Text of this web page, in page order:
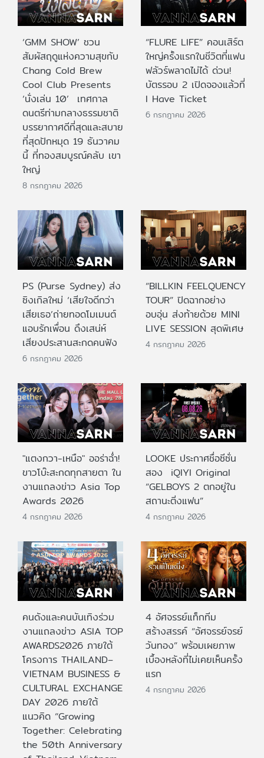
‘GMM SHOW’ ชวน
สัมผัสฤดูแห่งความสุขกับ
Chang Cold Brew
Cool Club Presents
‘นั่งเล่น 10’ เทศกาล
ดนตรีท่ามกลางธรรมชาติ
บรรยากาศดีที่สุดและสบาย
ที่สุดปักหมุด 19 ธันวาคม
นี้ ที่ทองสมบูรณ์คลับ เขา
ใหญ่
8 กรกฎาคม 2026
“FLURE LIFE” คอนเสิร์ต
ใหญ่ครั้งแรกในชีวิตที่แฟน
ฟลัวร์พลาดไม่ได้ ด่วน!
บัตรรอบ 2 เปิดจองแล้วที่
I Have Ticket
6 กรกฎาคม 2026
PS (Purse Sydney) ส่ง
ซิงเกิลใหม่ ‘เสียใจดีกว่า
เสียเธอ’ถ่ายทอดโมเมนต์
แอบรักเพื่อน ดึงเสน่ห์
เสียงประสานสะกดคนฟัง
6 กรกฎาคม 2026
“BILLKIN FEELQUENCY
TOUR” ปิดฉากอย่าง
อบอุ่น ส่งท้ายด้วย MINI
LIVE SESSION สุดพิเศษ
4 กรกฎาคม 2026
"แตงกวา-เหนือ" ออร่าฉ่ำ!
ขาวโบ๊ะสะกดทุกสายตา ใน
งานแถลงข่าว Asia Top
Awards 2026
4 กรกฎาคม 2026
LOOKE ประกาศชื่อซีซั่น
สอง iQIYI Original
“GELBOYS 2 ตกอยู่ใน
สถานะติ่งแฟน”
4 กรกฎาคม 2026
คนดังและคนบันเทิงร่วม
งานแถลงข่าว ASIA TOP
AWARDS2026 ภายใต้
โครงการ THAILAND–
VIETNAM BUSINESS &
CULTURAL EXCHANGE
DAY 2026 ภายใต้
แนวคิด “Growing
Together: Celebrating
the 50th Anniversary
4 อัศจรรย์แท็กทีม
สร้างสรรค์ “อัศจรรย์จรย์
วันทอง” พร้อมเผยภาพ
เบื้องหลังที่ไม่เคยเห็นครั้ง
แรก
4 กรกฎาคม 2026